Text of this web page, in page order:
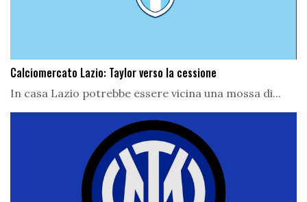
Calciomercato Lazio: Taylor verso la cessione
In casa Lazio potrebbe essere vicina una mossa di...